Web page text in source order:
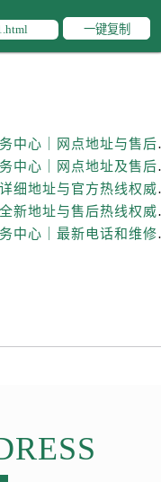
心（需提前预约）
务中心（需提前预约）
（需提前预约）
）
）
务中心（需提前预约）
一键复制
亲身探访劳
亲身探访劳
北京劳力士
北京劳力士
亲身探访劳